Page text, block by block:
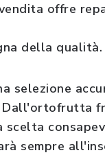
offre
della qualità.
selezione
scelta
sempre